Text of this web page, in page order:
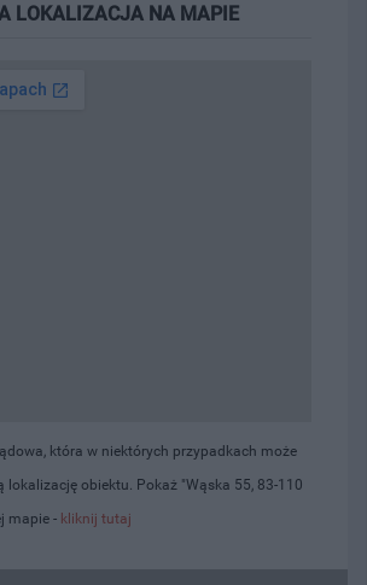
LOKALIZACJA NA MAPIE
która w niektórych przypadkach może
lokalizację obiektu. Pokaż "Wąska 55, 83-110
mapie - kliknij tutaj